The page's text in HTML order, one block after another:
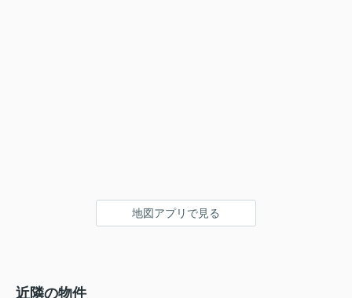
地図アプリで見る
近隣の物件